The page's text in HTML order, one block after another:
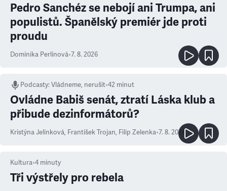
Pedro Sanchéz se nebojí ani Trumpa, ani
populistů. Španělský premiér jde proti
proudu
Dominika Perlínová•7. 8. 2026
Podcasty:Vládneme, nerušit•42 minut
Ovládne Babiš senát, ztratí Láska klub a
přibude dezinformátorů?
Kristýna Jelínková, František Trojan, Filip Zelenka•7. 8. 2026
Kultura•4 minuty
Tři výstřely pro rebela